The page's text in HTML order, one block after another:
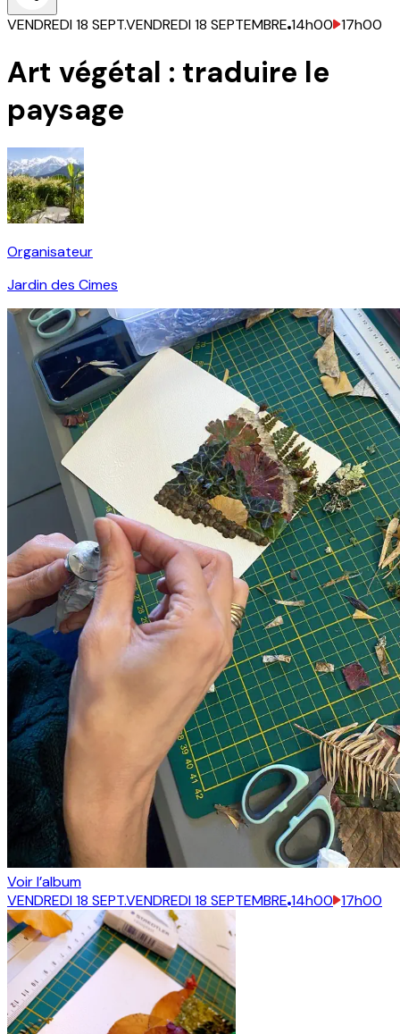
VENDREDI 18 SEPT.VENDREDI 18 SEPTEMBRE 14h00 17h00
Art végétal : traduire le
paysage
Organisateur
Jardin des Cimes
Voir l’album
VENDREDI 18 SEPT.VENDREDI 18 SEPTEMBRE 14h00 17h00